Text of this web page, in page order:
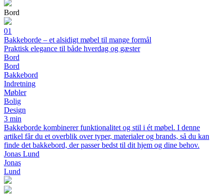
Bord
01
Bakkeborde – et alsidigt møbel til mange formål
Praktisk elegance til både hverdag og gæster
Bord
Bord
Bakkebord
Indretning
Møbler
Bolig
Design
3 min
Bakkeborde kombinerer funktionalitet og stil i ét møbel. I denne
artikel får du et overblik over typer, materialer og brands, så du kan
finde det bakkebord, der passer bedst til dit hjem og dine behov.
Jonas Lund
Jonas
Lund